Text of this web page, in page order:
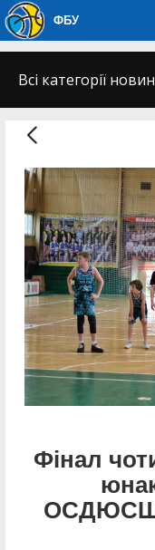
ФБУ
Всі категорії новин
Фінал